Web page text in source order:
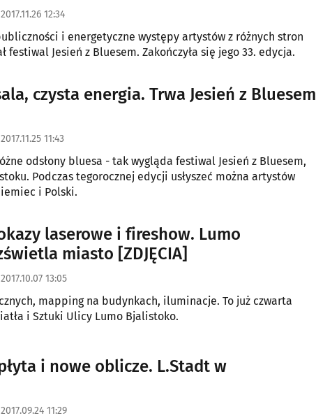
2017.11.26 12:34
i energetyczne występy artystów z różnych stron
festiwal Jesień z Bluesem. Zakończyła się jego 33. edycja.
czysta energia. Trwa Jesień z Bluesem
2017.11.25 11:43
odsłony bluesa - tak wygląda festiwal Jesień z Bluesem,
Podczas tegorocznej edycji usłyszeć można artystów
i Polski.
laserowe i fireshow. Lumo
miasto [ZDJĘCIA]
2017.10.07 13:05
mapping na budynkach, iluminacje. To już czwarta
i Sztuki Ulicy Lumo Bjalistoko.
i nowe oblicze. L.Stadt w
2017.09.24 11:29